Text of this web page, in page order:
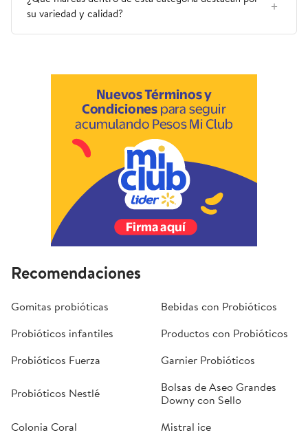
su variedad y calidad?
Recomendaciones
Gomitas probióticas
Bebidas con Probióticos
Probióticos infantiles
Productos con Probióticos
Probióticos Fuerza
Garnier Probióticos
Probióticos Nestlé
Bolsas de Aseo Grandes
Downy con Sello
Colonia Coral
Mistral ice